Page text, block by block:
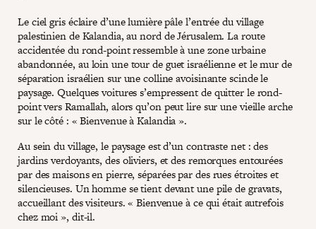
Le ciel gris éclaire d’une lumière pâle l’entrée du village
palestinien de Kalandia, au nord de Jérusalem. La route
accidentée du rond-point ressemble à une zone urbaine
abandonnée, au loin une tour de guet israélienne et le mur de
séparation israélien sur une colline avoisinante scinde le
paysage. Quelques voitures s’empressent de quitter le rond-
point vers Ramallah, alors qu’on peut lire sur une vieille arche
sur le côté : « Bienvenue à Kalandia ».
Au sein du village, le paysage est d’un contraste net : des
jardins verdoyants, des oliviers, et des remorques entourées
par des maisons en pierre, séparées par des rues étroites et
silencieuses. Un homme se tient devant une pile de gravats,
accueillant des visiteurs. « Bienvenue à ce qui était autrefois
chez moi », dit-il.